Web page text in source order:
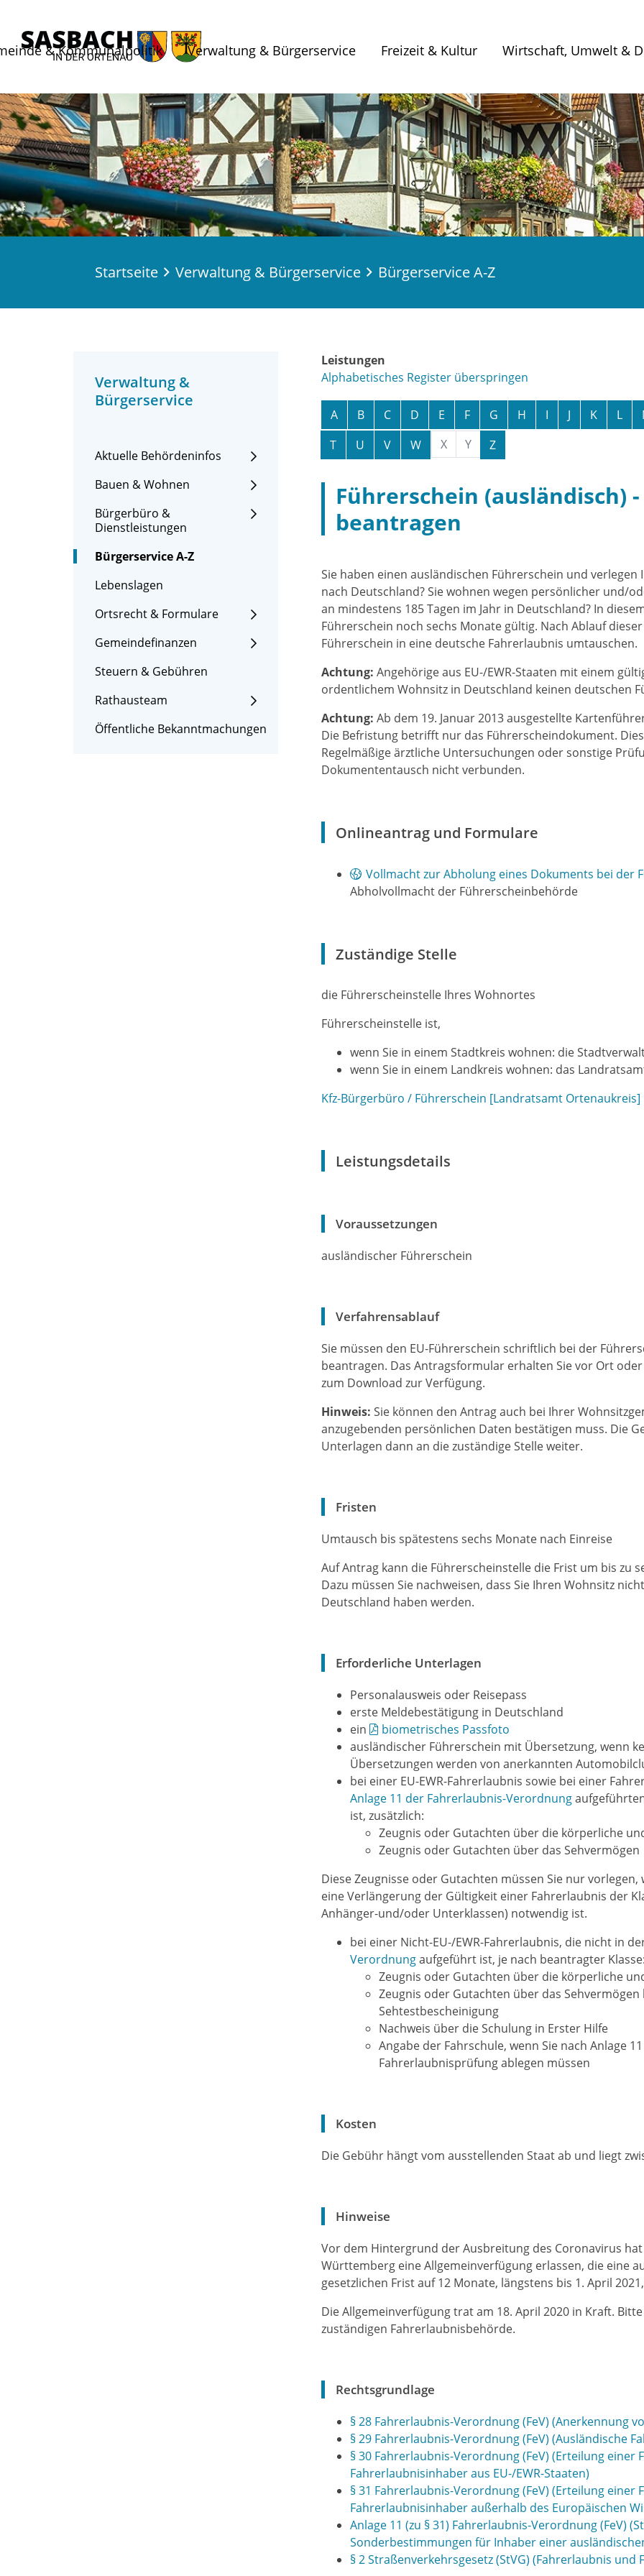
& Kommunalpolitik Verwaltung & Bürgerservice Freizeit & Kultur Wirtschaft, Umwelt &
Startseite Verwaltung & Bürgerservice Bürgerservice A-Z
Verwaltung &
Bürgerservice
Aktuelle Behördeninfos
Bauen & Wohnen
Bürgerbüro &
Dienstleistungen
Bürgerservice A-Z
Lebenslagen
Ortsrecht & Formulare
Gemeindefinanzen
Steuern & Gebühren
Rathausteam
Öffentliche Bekanntmachungen
Leistungen
Alphabetisches Register überspringen
A B C D E F G H I J K L
T
U V W X Y Z
Führerschein (ausländisch)
beantragen
Sie haben einen ausländischen Führerschein und
nach Deutschland? Sie wohnen wegen persönlicher und/
an mindestens 185 Tagen im Jahr in Deutschland? In
Führerschein noch sechs Monate gültig. Nach Ablauf
Führerschein in eine deutsche Fahrerlaubnis umtauschen.
Achtung: Angehörige aus EU-/EWR-Staaten mit einem
ordentlichem Wohnsitz in Deutschland keinen deutschen
Achtung: Ab dem 19. Januar 2013 ausgestellte
Die Befristung betrifft nur das Führerscheindokument.
Regelmäßige ärztliche Untersuchungen oder sonstige
Dokumententausch nicht verbunden.
Onlineantrag und Formulare
Vollmacht zur Abholung eines Dokuments bei der
Abholvollmacht der Führerscheinbehörde
Zuständige Stelle
die Führerscheinstelle Ihres Wohnortes
Führerscheinstelle ist,
wenn Sie in einem Stadtkreis wohnen: die
wenn Sie in einem Landkreis wohnen: das
Kfz-Bürgerbüro / Führerschein [Landratsamt Ortenaukreis]
Leistungsdetails
Voraussetzungen
ausländischer Führerschein
Verfahrensablauf
Sie müssen den EU-Führerschein schriftlich bei der
beantragen. Das Antragsformular erhalten Sie vor Ort
zum Download zur Verfügung.
Hinweis: Sie können den Antrag auch bei Ihrer
anzugebenden persönlichen Daten bestätigen muss. Die
Unterlagen dann an die zuständige Stelle weiter.
Fristen
Umtausch bis spätestens sechs Monate nach Einreise
Auf Antrag kann die Führerscheinstelle die Frist um bis zu
Dazu müssen Sie nachweisen, dass Sie Ihren Wohnsitz
Deutschland haben werden.
Erforderliche Unterlagen
Personalausweis oder Reisepass
erste Meldebestätigung in Deutschland
ein
biometrisches Passfoto
ausländischer Führerschein mit Übersetzung, wenn
Übersetzungen werden von anerkannten
bei einer EU-EWR-Fahrerlaubnis sowie bei einer
Anlage 11 der Fahrerlaubnis-Verordnung
ist, zusätzlich:
Zeugnis oder Gutachten über die körperliche
Zeugnis oder Gutachten über das Sehvermögen
Diese Zeugnisse oder Gutachten müssen Sie nur
eine Verlängerung der Gültigkeit einer Fahrerlaubnis der
Anhänger-und/oder Unterklassen) notwendig ist.
bei einer Nicht-EU-/EWR-Fahrerlaubnis, die nicht in
Verordnungaufgeführt ist, je nach beantragter
Zeugnis oder Gutachten über die körperliche
Zeugnis oder Gutachten über das Sehvermögen
Sehtestbescheinigung
Nachweis über die Schulung in Erster Hilfe
Angabe der Fahrschule, wenn Sie nach Anlage
Fahrerlaubnisprüfung ablegen müssen
Kosten
Die Gebühr hängt vom ausstellenden Staat ab und liegt
Hinweise
Vor dem Hintergrund der Ausbreitung des Coronavirus
Württemberg eine Allgemeinverfügung erlassen, die eine
gesetzlichen Frist auf 12 Monate, längstens bis 1. April
Die Allgemeinverfügung trat am 18. April 2020 in Kraft.
zuständigen Fahrerlaubnisbehörde.
Rechtsgrundlage
§ 28 Fahrerlaubnis-Verordnung (FeV) (Anerkennung
§ 29 Fahrerlaubnis-Verordnung (FeV) (Ausländische
§ 30 Fahrerlaubnis-Verordnung (FeV) (Erteilung einer
Fahrerlaubnisinhaber aus EU-/EWR-Staaten)
§ 31 Fahrerlaubnis-Verordnung (FeV) (Erteilung einer
Fahrerlaubnisinhaber außerhalb des Europäischen
Anlage 11 (zu § 31) Fahrerlaubnis-Verordnung (FeV)
Sonderbestimmungen für Inhaber einer
§ 2 Straßenverkehrsgesetz (StVG) (Fahrerlaubnis und